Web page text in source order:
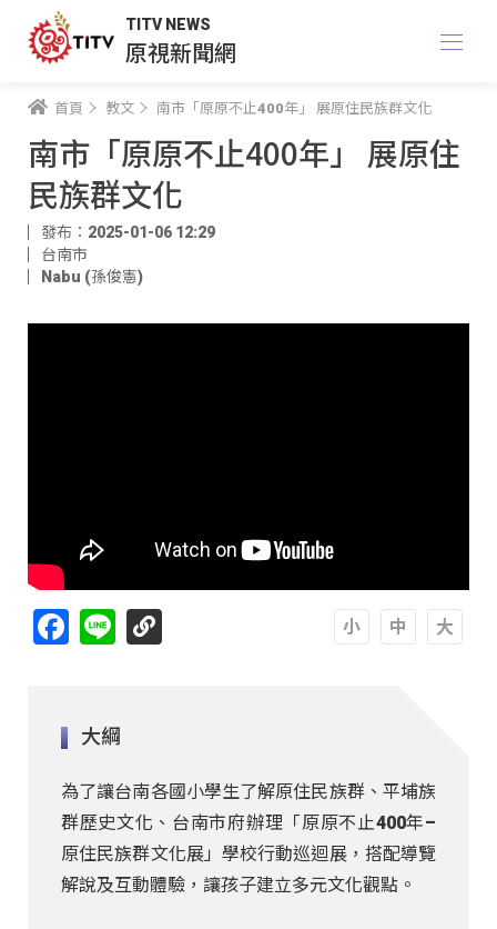
TITV NEWS
原視新聞網
首頁 教文 南市「原原不止400年」 展原住民族群文化
南市「原原不止400年」 展原住
民族群文化
發布：2025-01-06 12:29
台南市
Nabu (孫俊憲)
Facebook
Line
大綱
為了讓台南各國小學生了解原住民族群、平埔族
群歷史文化、台南市府辦理 「原原不止400年–
原住民族群文化展」 學校行動巡迴展，搭配導覽
解說及互動體驗，讓孩子建立多元文化觀點。